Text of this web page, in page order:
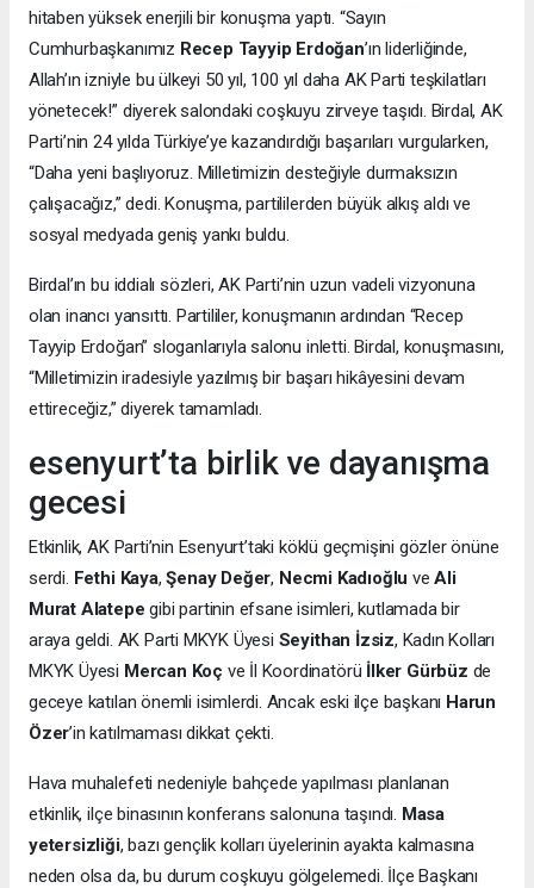
hitaben yüksek enerjili bir konuşma yaptı. “Sayın
Cumhurbaşkanımız Recep Tayyip Erdoğan’ın liderliğinde,
Allah’ın izniyle bu ülkeyi 50 yıl, 100 yıl daha AK Parti teşkilatları
yönetecek!” diyerek salondaki coşkuyu zirveye taşıdı. Birdal, AK
Parti’nin 24 yılda Türkiye’ye kazandırdığı başarıları vurgularken,
“Daha yeni başlıyoruz. Milletimizin desteğiyle durmaksızın
çalışacağız,” dedi. Konuşma, partililerden büyük alkış aldı ve
sosyal medyada geniş yankı buldu.
Birdal’ın bu iddialı sözleri, AK Parti’nin uzun vadeli vizyonuna
olan inancı yansıttı. Partililer, konuşmanın ardından “Recep
Tayyip Erdoğan” sloganlarıyla salonu inletti. Birdal, konuşmasını,
“Milletimizin iradesiyle yazılmış bir başarı hikâyesini devam
ettireceğiz,” diyerek tamamladı.
esenyurt’ta birlik ve dayanışma
gecesi
Etkinlik, AK Parti’nin Esenyurt’taki köklü geçmişini gözler önüne
serdi. Fethi Kaya,Şenay Değer, Necmi Kadıoğlu veAli
Murat Alatepe gibi partinin efsane isimleri, kutlamada bir
araya geldi. AK Parti MKYK Üyesi Seyithan İzsiz, Kadın Kolları
MKYK Üyesi Mercan Koç ve İl Koordinatörü İlker Gürbüz de
geceye katılan önemli isimlerdi. Ancak eski ilçe başkanı Harun
Özer’in katılmaması dikkat çekti.
Hava muhalefeti nedeniyle bahçede yapılması planlanan
etkinlik, ilçe binasının konferans salonuna taşındı. Masa
yetersizliği, bazı gençlik kolları üyelerinin ayakta kalmasına
neden olsa da, bu durum coşkuyu gölgelemedi. İlçe Başkanı